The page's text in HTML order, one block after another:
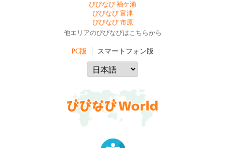
びびなび 袖ケ浦
びびなび 富津
びびなび 市原
他エリアのびびなびはこちらから
PC版 スマートフォン版